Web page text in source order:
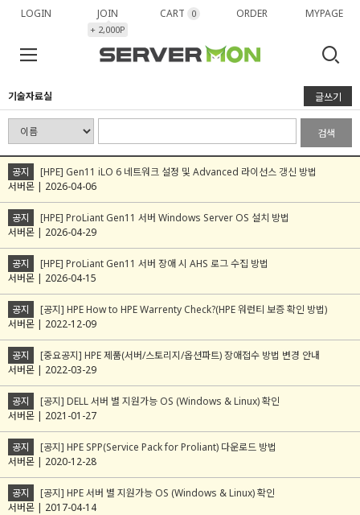
LOGIN JOIN
+ 2,000P
CART 0 ORDER MYPAGE
기술자료실 글쓰기
검색
공지
[HPE] Gen11 iLO 6 네트워크 설정 및 Advanced 라이선스 갱신 방법
서버몬 | 2026-04-06
공지
[HPE] ProLiant Gen11 서버 Windows Server OS 설치 방법
서버몬 | 2026-04-29
공지
[HPE] ProLiant Gen11 서버 장애 시 AHS 로그 수집 방법
서버몬 | 2026-04-15
공지
[공지] HPE How to HPE Warrenty Check?(HPE 워런티 보증 확인 방법)
서버몬 | 2022-12-09
공지
[중요공지] HPE 제품(서버/스토리지/옵션파트) 장애접수 방법 변경 안내
서버몬 | 2022-03-29
공지
[공지] DELL 서버 별 지원가능 OS (Windows & Linux) 확인
서버몬 | 2021-01-27
공지
[공지] HPE SPP(Service Pack for Proliant) 다운로드 방법
서버몬 | 2020-12-28
공지
[공지] HPE 서버 별 지원가능 OS (Windows & Linux) 확인
서버몬 | 2017-04-14